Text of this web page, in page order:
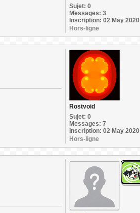
Sujet: 0
Messages: 3
Inscription: 02 May 2020
Hors-ligne
Rostvoid
Sujet: 0
Messages: 7
Inscription: 02 May 2020
Hors-ligne